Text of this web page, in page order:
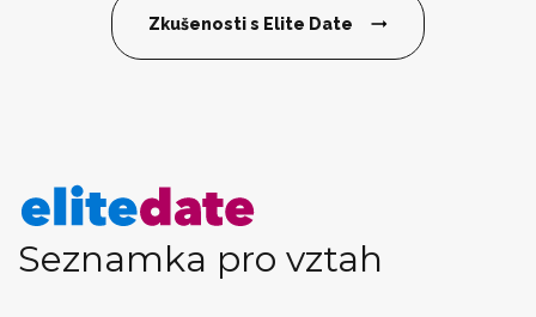
Zkušenosti s Elite Date
Seznamka pro vztah